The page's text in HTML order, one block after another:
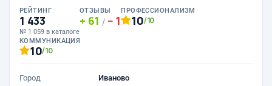
РЕЙТИНГ
1 433
№ 1 059 в каталоге
ОТЗЫВЫ
61 / 1
ПРОФЕССИОНАЛИЗМ
10/10
КОММУНИКАЦИЯ
10/10
Город
Иваново